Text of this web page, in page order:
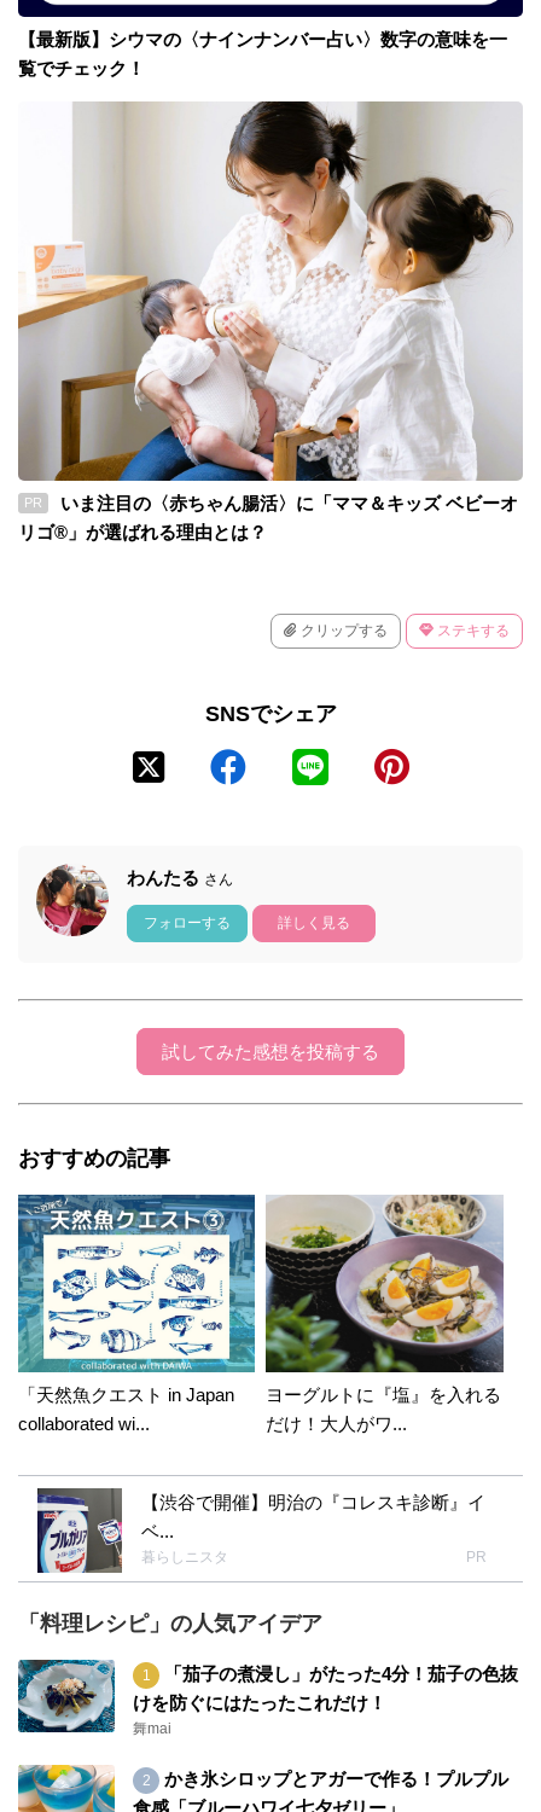
【最新版】シウマの〈ナインナンバー占い〉数字の意味を一
覧でチェック！
PR
いま注目の〈赤ちゃん腸活〉に「ママ＆キッズ ベビーオ
リゴ®」が選ばれる理由とは？
クリップする ステキする
SNSでシェア
わんたる さん
フォローする 詳しく見る
試してみた感想を投稿する
おすすめの記事
「天然魚クエスト in Japan
collaborated wi...
ヨーグルトに『塩』を入れる
だけ！大人がワ...
【渋谷で開催】明治の『コレスキ診断』イ
ベ...
暮らしニスタ PR
「料理レシピ」の人気アイデア
「茄子の煮浸し」がたった4分！茄子の色抜
けを防ぐにはたったこれだけ！
舞mai
かき氷シロップとアガーで作る！プルプル
食感「ブルーハワイ七夕ゼリー」